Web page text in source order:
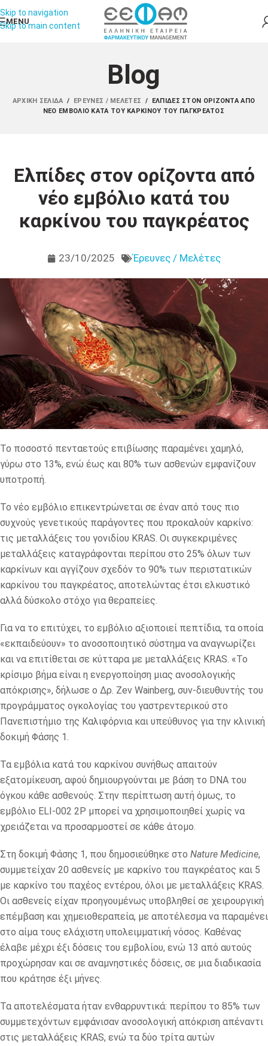
Skip to navigation
Skip to main content
MENU
Blog
ΑΡΧΙΚΉ ΣΕΛΊΔΑ / ΈΡΕΥΝΕΣ / ΜΕΛΈΤΕΣ /
ΕΛΠΊΔΕΣ ΣΤΟΝ ΟΡΊΖΟΝΤΑ ΑΠΌ
ΝΈΟ ΕΜΒΌΛΙΟ ΚΑΤΆ ΤΟΥ ΚΑΡΚΊΝΟΥ ΤΟΥ ΠΑΓΚΡΈΑΤΟΣ
Ελπίδες στον ορίζοντα από
νέο εμβόλιο κατά του
καρκίνου του παγκρέατος
23/10/2025 Έρευνες / Μελέτες
Το ποσοστό πενταετούς επιβίωσης παραμένει χαμηλό,
γύρω στο 13%, ενώ έως και 80% των ασθενών εμφανίζουν
υποτροπή.
Το νέο εμβόλιο επικεντρώνεται σε έναν από τους πιο
συχνούς γενετικούς παράγοντες που προκαλούν καρκίνο:
τις μεταλλάξεις του γονιδίου KRAS. Οι συγκεκριμένες
μεταλλάξεις καταγράφονται περίπου στο 25% όλων των
καρκίνων και αγγίζουν σχεδόν το 90% των περιστατικών
καρκίνου του παγκρέατος, αποτελώντας έτσι ελκυστικό
αλλά δύσκολο στόχο για θεραπείες.
Για να το επιτύχει, το εμβόλιο αξιοποιεί πεπτίδια, τα οποία
«εκπαιδεύουν» το ανοσοποιητικό σύστημα να αναγνωρίζει
και να επιτίθεται σε κύτταρα με μεταλλάξεις KRAS. «Το
κρίσιμο βήμα είναι η ενεργοποίηση μιας ανοσολογικής
απόκρισης», δήλωσε ο Δρ. Zev Wainberg, συν-διευθυντής του
προγράμματος ογκολογίας του γαστρεντερικού στο
Πανεπιστήμιο της Καλιφόρνια και υπεύθυνος για την κλινική
δοκιμή Φάσης 1.
Τα εμβόλια κατά του καρκίνου συνήθως απαιτούν
εξατομίκευση, αφού δημιουργούνται με βάση το DNA του
όγκου κάθε ασθενούς. Στην περίπτωση αυτή όμως, το
εμβόλιο ELI-002 2P μπορεί να χρησιμοποιηθεί χωρίς να
χρειάζεται να προσαρμοστεί σε κάθε άτομο.
Στη δοκιμή Φάσης 1, που δημοσιεύθηκε στο Nature Medicine,
συμμετείχαν 20 ασθενείς με καρκίνο του παγκρέατος και 5
με καρκίνο του παχέος εντέρου, όλοι με μεταλλάξεις KRAS.
Οι ασθενείς είχαν προηγουμένως υποβληθεί σε χειρουργική
επέμβαση και χημειοθεραπεία, με αποτέλεσμα να παραμένει
στο αίμα τους ελάχιστη υπολειμματική νόσος. Καθένας
έλαβε μέχρι έξι δόσεις του εμβολίου, ενώ 13 από αυτούς
προχώρησαν και σε αναμνηστικές δόσεις, σε μια διαδικασία
που κράτησε έξι μήνες.
Τα αποτελέσματα ήταν ενθαρρυντικά: περίπου το 85% των
συμμετεχόντων εμφάνισαν ανοσολογική απόκριση απέναντι
στις μεταλλάξεις KRAS, ενώ τα δύο τρίτα αυτών